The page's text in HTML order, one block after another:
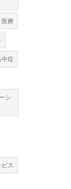
医療
症
シ
ス